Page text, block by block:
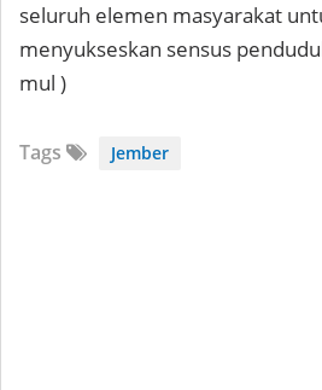
seluruh elemen masyarakat
menyukseskan sensus
mul )
Tags Jember